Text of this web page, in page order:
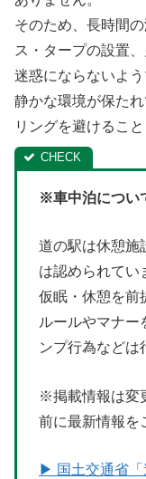
そのため、長時間
ス・タープの設置
迷惑にならないよ
静かな環境が保た
リングを避けること
※車中泊につい
道の駅は休憩施
は認められてい
仮眠・休憩を前
ルールやマナー
ンプ行為などは
※掲載情報は変
前に最新情報を
▶ 国土交通省「